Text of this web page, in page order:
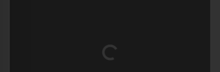
Wird geladen …